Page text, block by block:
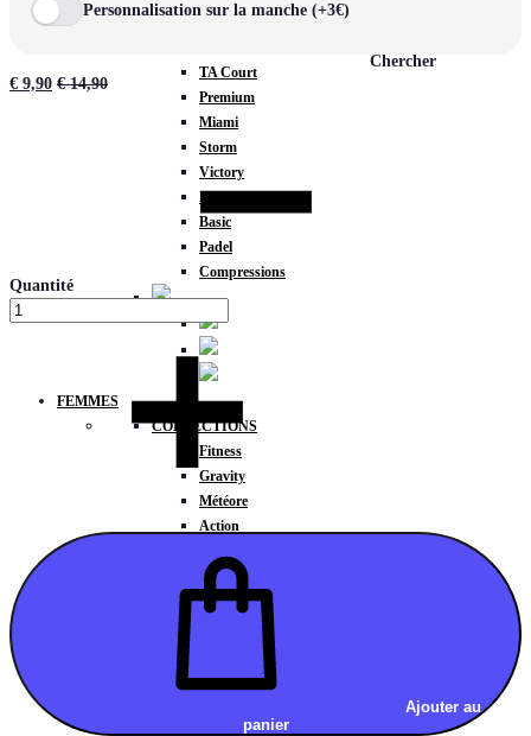
TA Court
Premium
Miami
Storm
Victory
Météore
Basic
Padel
Compressions
FEMMES
COLLECTIONS
Fitness
Gravity
Météore
Action
Brassières
Débardeurs
T-shirts manches courtes
T-shirts manches longues
Sweat-shirts
Sweats à capuche zippé
Chercher
Personnalisation sur la manche (+3€)
€ 9,90 €14,90
Quantité
Ajouter au
panier